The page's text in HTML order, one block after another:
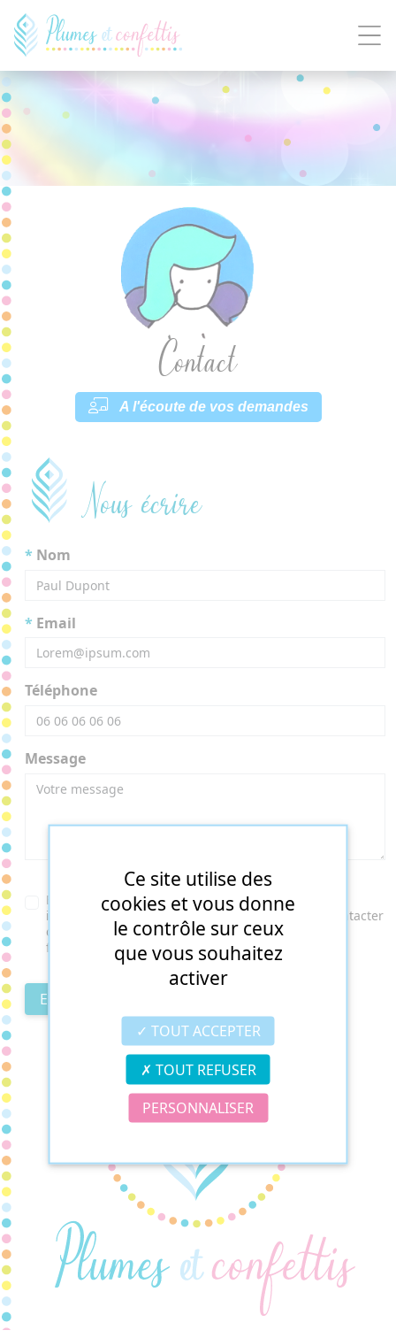
Contact
A l'écoute de vos demandes
Nous écrire
* Nom
* Email
Téléphone
Message
En soumettant ce formulaire, j'accepte que les
informations saisies soient utilisées pour me recontacter
dans le cadre de ma demande indiquée dans ce
formulaire.
ENVOYER
Panneau de gestion des cookies
Ce site utilise des
cookies et vous donne
le contrôle sur ceux
que vous souhaitez
activer
TOUT ACCEPTER
TOUT REFUSER
PERSONNALISER